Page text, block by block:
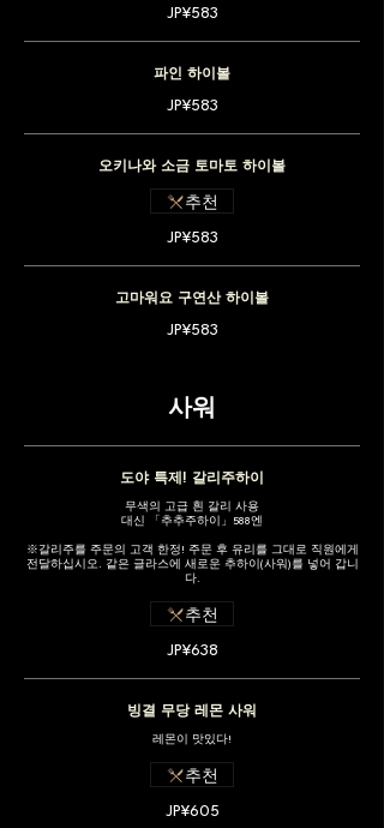
JP¥583
파인 하이볼
JP¥583
오키나와 소금 토마토 하이볼
JP¥583
추천
고마워요 구연산 하이볼
JP¥583
사워
도야 특제! 갈리주하이
무색의 고급 흰 갈리 사용
대신 「추추주하이」588엔
※갈리주를 주문의 고객 한정! 주문 후 유리를 그대로 직원에게
전달하십시오. 같은 글라스에 새로운 추하이(사워)를 넣어 갑니
다.
JP¥638
추천
빙결 무당 레몬 사워
레몬이 맛있다!
JP¥605
추천